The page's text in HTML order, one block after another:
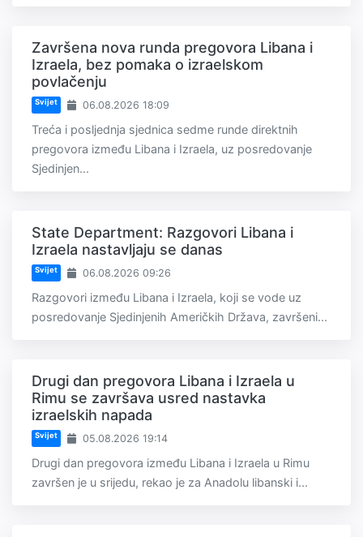
Završena nova runda pregovora Libana i
Izraela, bez pomaka o izraelskom
povlačenju
Svijet 06.08.2026 18:09
Treća i posljednja sjednica sedme runde direktnih
pregovora između Libana i Izraela, uz posredovanje
Sjedinjen...
State Department: Razgovori Libana i
Izraela nastavljaju se danas
Svijet 06.08.2026 09:26
Razgovori između Libana i Izraela, koji se vode uz
posredovanje Sjedinjenih Američkih Država, završeni...
Drugi dan pregovora Libana i Izraela u
Rimu se završava usred nastavka
izraelskih napada
Svijet 05.08.2026 19:14
Drugi dan pregovora između Libana i Izraela u Rimu
završen je u srijedu, rekao je za Anadolu libanski i...